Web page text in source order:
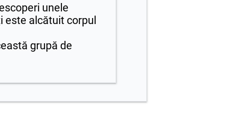
unele
alcătuit corpul
grupă de